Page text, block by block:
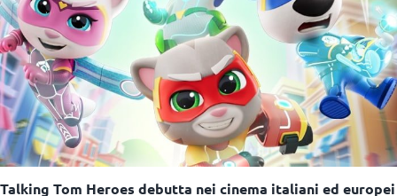
Talking Tom Heroes debutta nei cinema italiani ed europei